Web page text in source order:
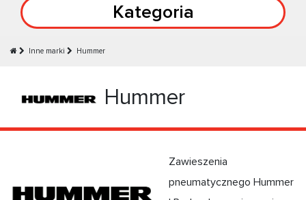
Kategoria
Inne marki Hummer
Hummer
Zawieszenia
pneumatycznego Hummer